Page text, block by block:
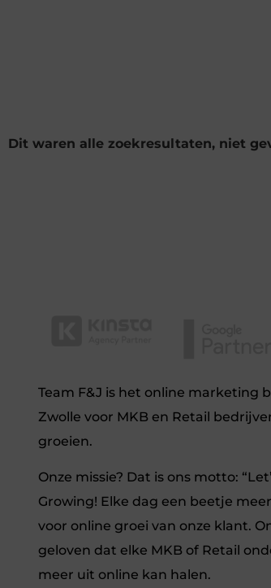
Dit waren alle zoekresultaten, niet
Team F&J is het online marketing
Zwolle voor MKB en Retail
groeien.
Onze missie? Dat is ons motto:
Growing! Elke dag een beetje
voor online groei van onze klant.
geloven dat elke MKB of Retail
meer uit online kan halen.